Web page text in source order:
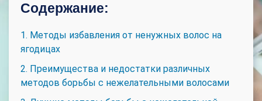
Содержание:
1. Методы избавления от ненужных волос на
ягодицах
2. Преимущества и недостатки различных
методов борьбы с нежелательными волосами